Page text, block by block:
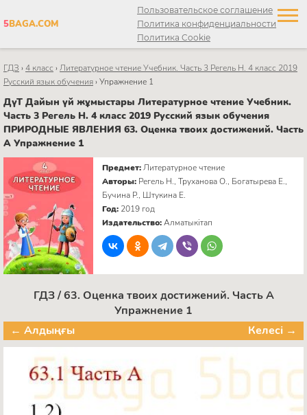
5BAGA.COM
Пользовательское соглашение
Политика конфиденциальности
Политика Cookie
ГДЗ ›4 класс ›Литературное чтение Учебник. Часть 3 Регель Н. 4 класс 2019
Русский язык обучения›Упражнение 1
ДүТ Дайын үй жұмыстары Литературное чтение Учебник.
Часть 3 Регель Н. 4 класс 2019 Русский язык обучения
ПРИРОДНЫЕ ЯВЛЕНИЯ 63. Оценка твоих достижений. Часть
А Упражнение 1
Предмет:Литературное чтение
Авторы: Регель Н., Труханова О., Богатырева Е.,
Бучина Р., Штукина Е.
Год: 2019 год
Издательство:Алматыкітап
ГДЗ / 63. Оценка твоих достижений. Часть А
Упражнение 1
← Алдыңғы
Келесі →